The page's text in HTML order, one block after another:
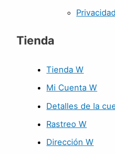
Privacidad
Tienda
Tienda W
Mi Cuenta W
Detalles de la
Rastreo W
Dirección W